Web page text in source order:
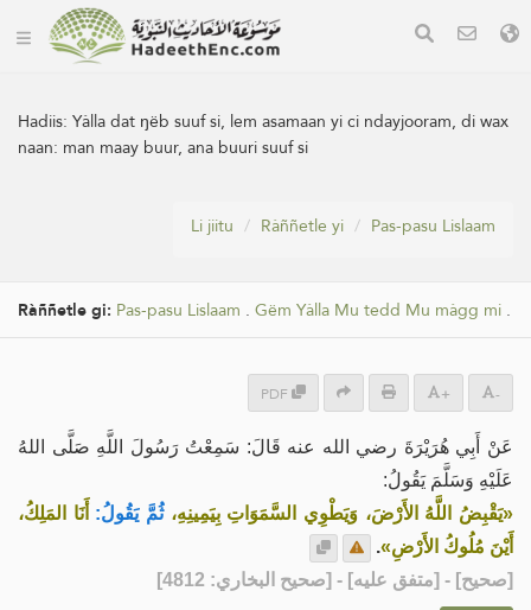
Hadiis:Yàlla dat ŋëb suuf si, lem asamaan yi ci ndayjooram, di wax
naan: man maay buur, ana buuri suuf si
Li jiitu Ràññetle yi Pas-pasu Lislaam
Ràññetle gi: Pas-pasu Lislaam . Gëm Yàlla Mu tedd Mu màgg mi .
PDF + -
عَنْ أَبِي هُرَيْرَةَ رضي الله عنه قَالَ: سَمِعْتُ رَسُولَ اللَّهِ صَلَّى اللهُ
عَلَيْهِ وَسَلَّمَ يَقُولُ:
«يَقْبِضُ اللَّهُ الأَرْضَ، وَيَطْوِي السَّمَوَاتِ بِيَمِينِهِ، ثُمَّ يَقُولُ: أَنَا المَلِكُ،
أَيْنَ مُلُوكُ الأَرْضِ».
[صحيح] - [متفق عليه] - [صحيح البخاري: 4812]